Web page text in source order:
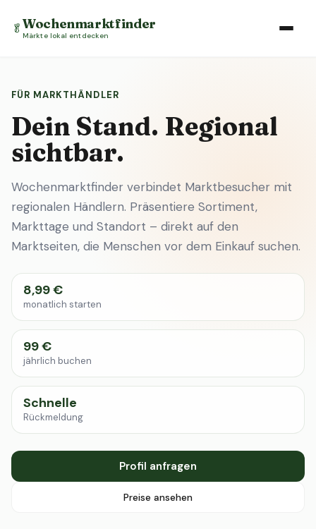
🥬Wochenmarktfinder
Märkte lokal entdecken
FÜR MARKTHÄNDLER
Dein Stand. Regional
sichtbar.
Wochenmarktfinder verbindet Marktbesucher mit
regionalen Händlern. Präsentiere Sortiment,
Markttage und Standort – direkt auf den
Marktseiten, die Menschen vor dem Einkauf suchen.
8,99 €
monatlich starten
99 €
jährlich buchen
Schnelle
Rückmeldung
Profil anfragen
Preise ansehen